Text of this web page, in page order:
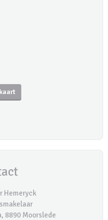
Hemeryck
8890 Moorslede